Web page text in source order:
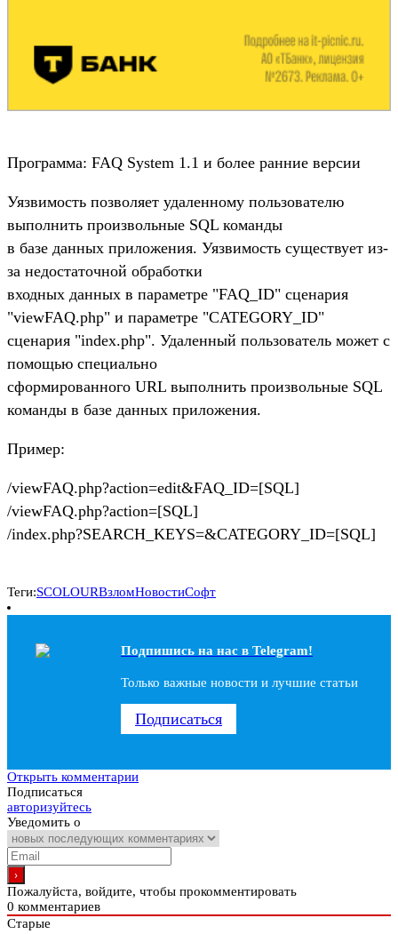
Программа: FAQ System 1.1 и более ранние версии
Уязвимость позволяет удаленному пользователю
выполнить произвольные SQL команды
в базе данных приложения. Уязвимость существует из-
за недостаточной обработки
входных данных в параметре "FAQ_ID" сценария
"viewFAQ.php" и параметре "CATEGORY_ID"
сценария "index.php". Удаленный пользователь может с
помощью специально
сформированного URL выполнить произвольные SQL
команды в базе данных приложения.
Пример:
/viewFAQ.php?action=edit&FAQ_ID=[SQL]
/viewFAQ.php?action=[SQL]
/index.php?SEARCH_KEYS=&CATEGORY_ID=[SQL]
Теги:SCOLOURВзломНовостиСофт
Подпишись на наc в Telegram!
Только важные новости и лучшие статьи
Подписаться
Открыть комментарии
Подписаться
авторизуйтесь
Уведомить о
Пожалуйста, войдите, чтобы прокомментировать
0 комментариев
Старые